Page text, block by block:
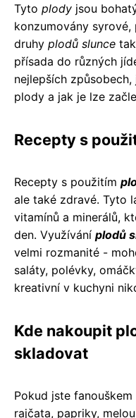
Tyto plody jsou
konzumovány syrové,
druhy plodů slunce
přísada do různých
nejlepších
plody a jak je lze
Recepty s
Recepty s použitím
ale také zdravé. Tyto
vitamínů a minerálů,
den. Využívání plodů
velmi rozmanité -
saláty, polévky,
kreativní v kuchyni
Kde nakoupit
skladovat
Pokud jste
rajčata, papriky,